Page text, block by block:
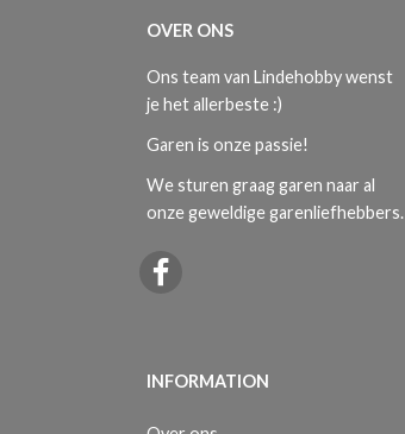
OVER ONS
Ons team van Lindehobby wenst
je het allerbeste :)
Garen is onze passie!
We sturen graag garen naar al
onze geweldige garenliefhebbers.
INFORMATION